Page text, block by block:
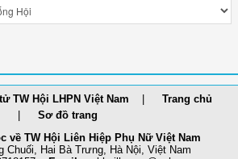
TW Hội LHPN Việt Nam
Trang chủ
Sơ đồ trang
về TW Hội Liên Hiệp Phụ Nữ Việt Nam
Chuối, Hai Bà Trưng, Hà Nội, Việt Nam